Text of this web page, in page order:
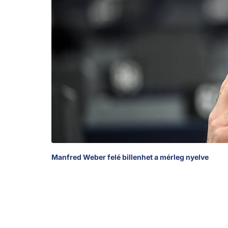
Manfred Weber felé billenhet a mérleg nyelve